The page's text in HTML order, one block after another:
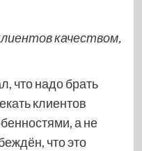
качеством,
что надо брать
клиентов
а не
что это